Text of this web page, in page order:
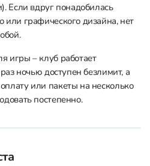
Если вдруг понадобилась
или графического дизайна, нет
игры – клуб работает
ночью доступен безлимит, а
или пакеты на несколько
постепенно.